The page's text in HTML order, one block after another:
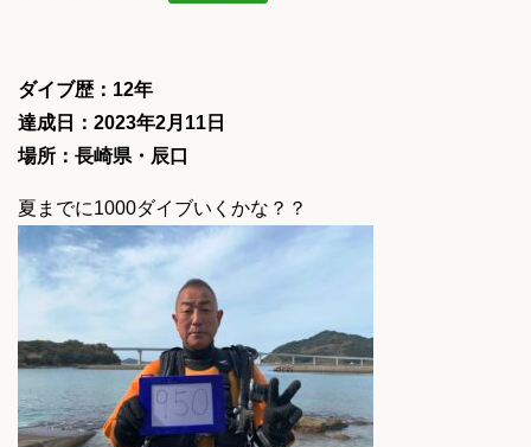
ダイブ歴：12年
達成日：2023年2月11日
場所：長崎県・辰口
夏までに1000ダイブいくかな？？